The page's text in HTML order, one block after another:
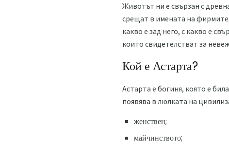
Животът ни е свързан с
срещат в имената на
какво е зад него, с какво е
които свидетелстват за
Кой е Астарта?
Астарта е богиня, която е
появява в люлката на
женствен;
майчинството;